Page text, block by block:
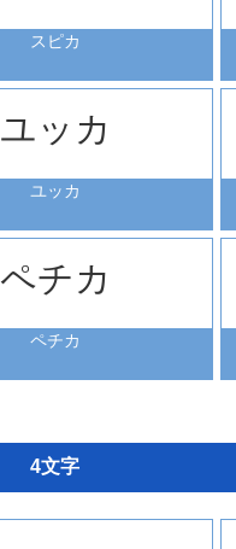
スピカ
ユッカ
ユッカ
ペチカ
ペチカ
4文字